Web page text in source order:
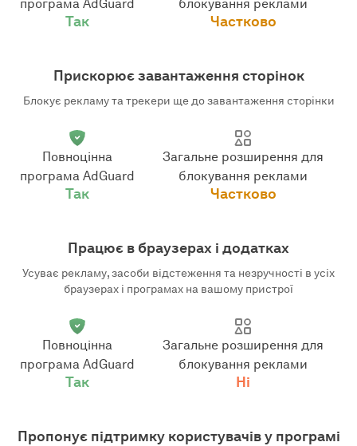
програма AdGuard
Так
блокування реклами
Частково
Прискорює завантаження сторінок
Блокує рекламу та трекери ще до завантаження сторінки
Повноцінна
програма AdGuard
Так
Загальне розширення для
блокування реклами
Частково
Працює в браузерах і додатках
Усуває рекламу, засоби відстеження та незручності в усіх
браузерах і програмах на вашому пристрої
Повноцінна
програма AdGuard
Так
Загальне розширення для
блокування реклами
Ні
Пропонує підтримку користувачів у програмі